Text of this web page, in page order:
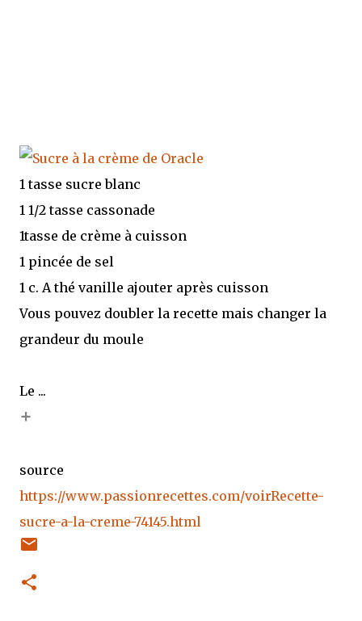
1 tasse sucre blanc
1 1/2 tasse cassonade
1tasse de crème à cuisson
1 pincée de sel
1 c. A thé vanille ajouter après cuisson
Vous pouvez doubler la recette mais changer la
grandeur du moule
Le ...
+
source
https://www.passionrecettes.com/voirRecette-
sucre-a-la-creme-74145.html